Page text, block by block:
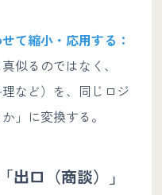
て縮小・応用する：
似るのではなく、
など）を、同じロジ
」に変換する。
出口（商談）」